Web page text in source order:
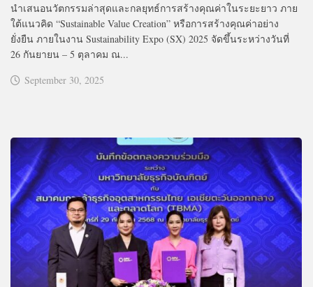
นำเสนอนวัตกรรมล่าสุดและกลยุทธ์การสร้างคุณค่าในระยะยาว ภาย
ใต้แนวคิด “Sustainable Value Creation” หรือการสร้างคุณค่าอย่าง
ยั่งยืน ภายในงาน Sustainability Expo (SX) 2025 จัดขึ้นระหว่างวันที่
26 กันยายน – 5 ตุลาคม ณ...
September 30, 2025